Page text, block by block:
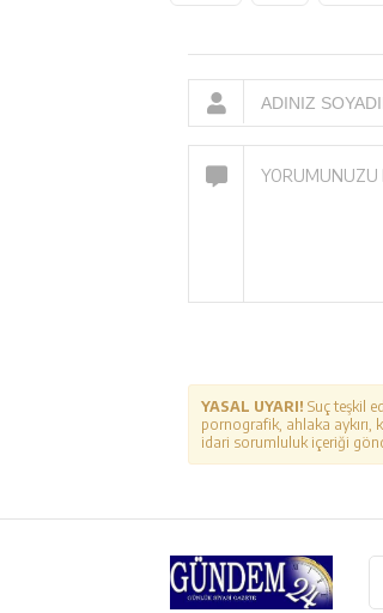
YASAL UYARI! Suç teşkil
pornografik, ahlaka aykırı,
idari sorumluluk içeriği